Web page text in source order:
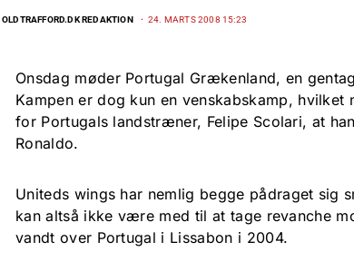
OLDTRAFFORD.DK REDAKTION 24. MARTS 2008 15:23
Onsdag møder Portugal Grækenland, en
Kampen er dog kun en venskabskamp,
for Portugals landstræner, Felipe Scolari, at
Ronaldo.
Uniteds wings har nemlig begge pådraget sig
kan altså ikke være med til at tage revanche
vandt over Portugal i Lissabon i 2004.